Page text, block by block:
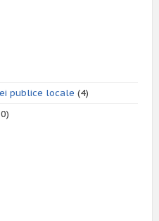
publice locale (4)